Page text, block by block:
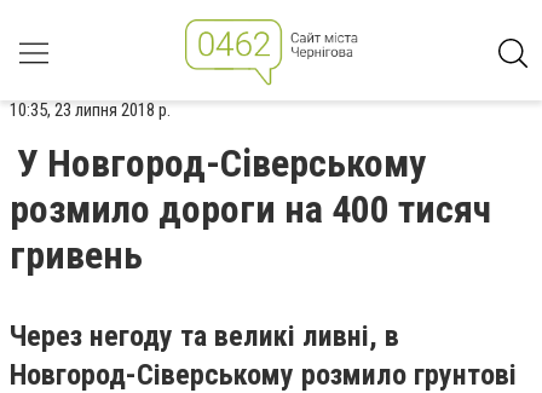
10:35, 23 липня 2018 р.
У Новгород-Сіверському
розмило дороги на 400 тисяч
гривень
Через негоду та великі ливні, в
Новгород-Сіверському розмило грунтові